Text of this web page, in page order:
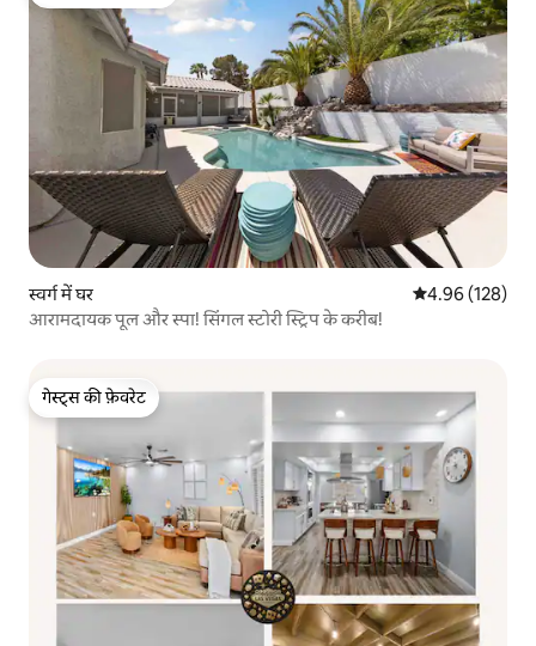
स्वर्ग में घर औसत रेटिंग 5 में से
4.96 (128)
आरामदायक पूल और स्पा! सिंगल स्टोरी स्ट्रिप के करीब!
गेस्ट्स की फ़ेवरेट
गेस्ट्स की फ़ेवरेट